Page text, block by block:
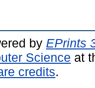
by EPrints
Science at
credits.